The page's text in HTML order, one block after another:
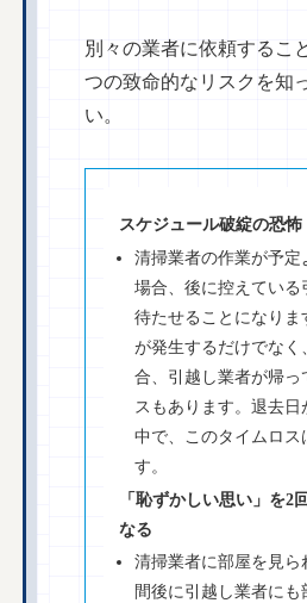
別々の業者に依頼するこ
つの致命的なリスクを知
い。
スケジュール破綻の恐怖
清掃業者の作業が予定
場合、後に控えている
待たせることになりま
が発生するだけでなく
合、引越し業者が帰っ
スもあります。退去日
中で、このタイムロス
す。
「恥ずかしい思い」を2
なる
清掃業者に部屋を見ら
間後に引越し業者に